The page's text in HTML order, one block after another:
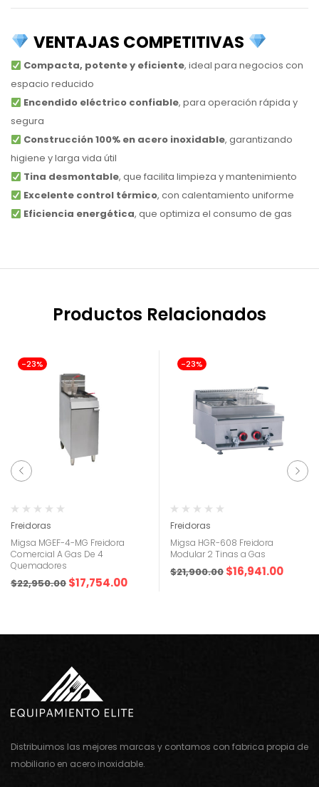
VENTAJAS COMPETITIVAS
Compacta, potente y eficiente, ideal para negocios con
espacio reducido
Encendido eléctrico confiable, para operación rápida y
segura
Construcción 100% en acero inoxidable, garantizando
higiene y larga vida útil
Tina desmontable, que facilita limpieza y mantenimiento
Excelente control térmico, con calentamiento uniforme
Eficiencia energética, que optimiza el consumo de gas
Productos Relacionados
-23%
Freidoras
Migsa MGEF-4-MG Freidora
Comercial A Gas De 4
Quemadores
$22,950.00 $17,754.00
-23%
Freidoras
Migsa HGR-608 Freidora
Modular 2 Tinas a Gas
$21,900.00 $16,941.00
Distribuimos las mejores marcas y contamos con fabrica propia de
mobiliario en acero inoxidable.